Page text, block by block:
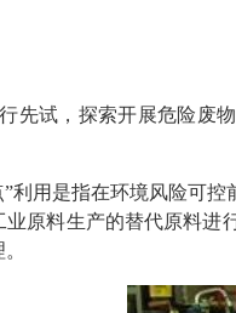
先试，探索开展危险废
利用是指在环境风险可
业原料生产的替代原料